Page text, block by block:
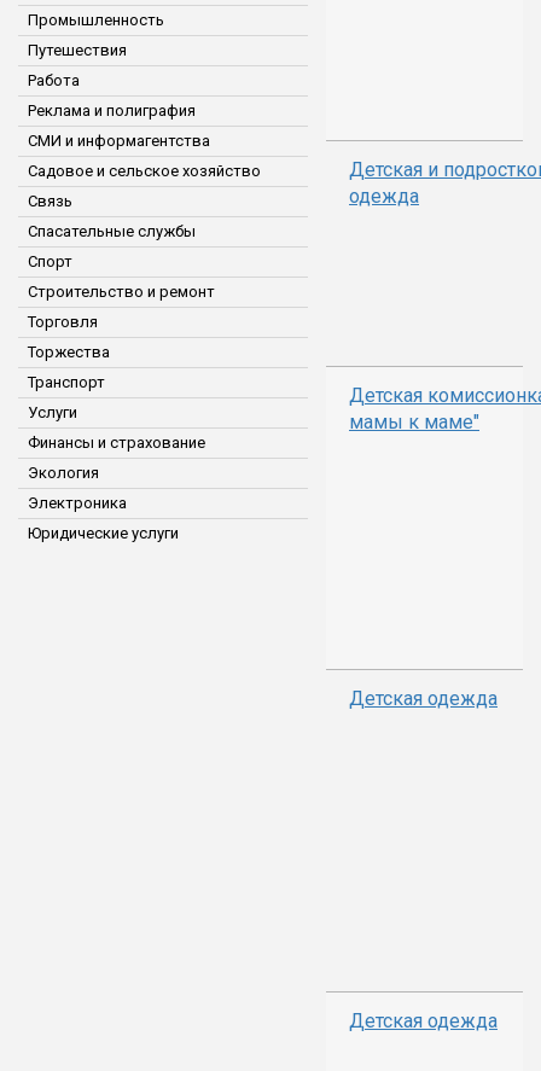
Промышленность
Путешествия
Работа
Реклама и полиграфия
СМИ и информагентства
Садовое и сельское хозяйство
Связь
Спасательные службы
Спорт
Строительство и ремонт
Торговля
Торжества
Транспорт
Услуги
Финансы и страхование
Экология
Электроника
Юридические услуги
Детская и
одежда
Детская
мамы к маме"
Детская одежда
Детская одежда